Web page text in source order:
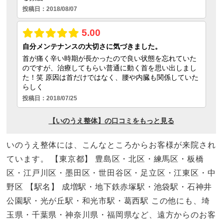
いのうえ整体には、こんなところからお客様が来院され
ています。 【東京都】 豊島区・北区・練馬区・板橋
区・江戸川区・墨田区・世田谷区・足立区・江東区・中
野区 【駅名】 成増駅・地下鉄赤塚駅・池袋駅・石神井
公園駅・光が丘駅・和光市駅・葛西駅 この他にも、埼
玉県・千葉県・神奈川県・福岡県など、遠方からのお客